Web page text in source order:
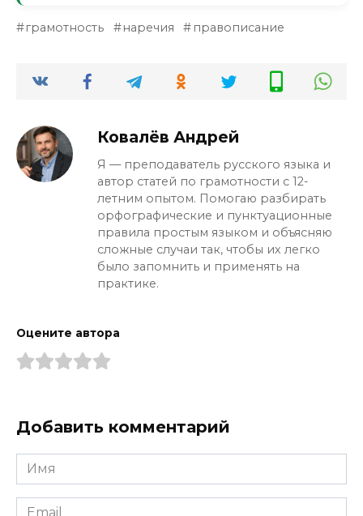
Но грамматически оба правильные.
HR-специалист может подумать, что вы
элементарных правил. В резюме каждое
слово на счету. Лучше один раз запомнить
грамотность наречия правописание
Ковалёв Андрей
Я — преподаватель русского языка и
автор статей по грамотности с 12-
летним опытом. Помогаю разбирать
орфографические и пунктуационные
правила простым языком и объясняю
сложные случаи так, чтобы их легко
было запомнить и применять на
практике.
Оцените автора
Добавить комментарий
Имя
*
Email